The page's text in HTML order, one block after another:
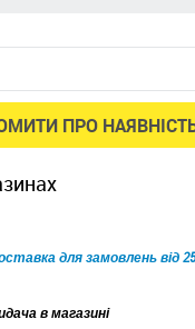
ПРО
для замовлень від
в магазині